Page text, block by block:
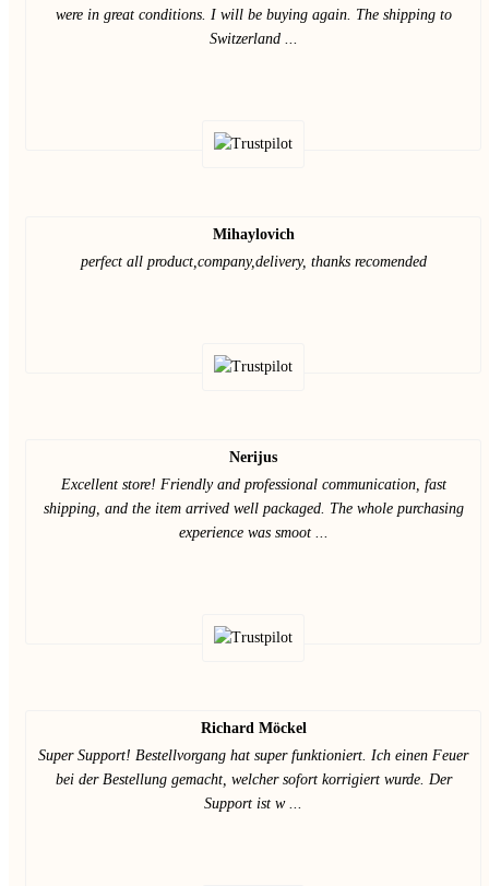
were in great conditions. I will be buying again. The shipping to
Switzerland ...
Mihaylovich
perfect all product,company,delivery, thanks recomended
Nerijus
Excellent store! Friendly and professional communication, fast
shipping, and the item arrived well packaged. The whole purchasing
experience was smoot ...
Richard Möckel
Super Support! Bestellvorgang hat super funktioniert. Ich einen Feuer
bei der Bestellung gemacht, welcher sofort korrigiert wurde. Der
Support ist w ...